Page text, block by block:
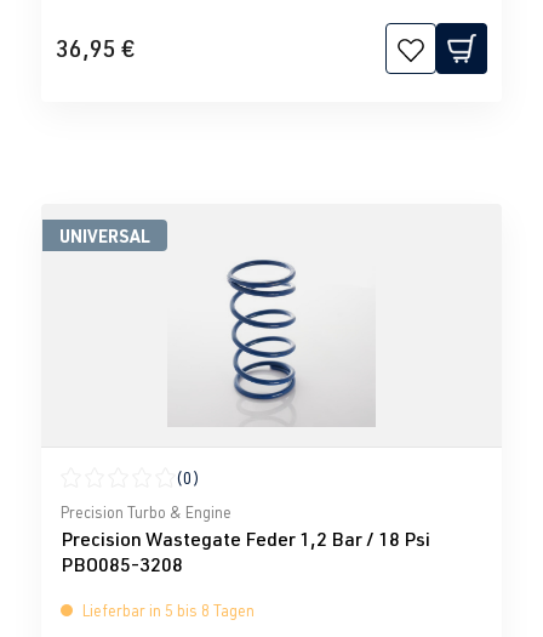
36,95 €
UNIVERSAL
Durchschnittliche Bewertung von 0 von 5 Sternen
(0)
Precision Turbo & Engine
Precision Wastegate Feder 1,2 Bar / 18 Psi
PBO085-3208
Lieferbar in 5 bis 8 Tagen